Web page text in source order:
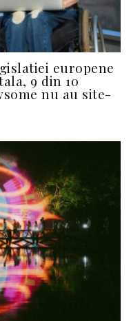
europene
9 din 10
nu au site-